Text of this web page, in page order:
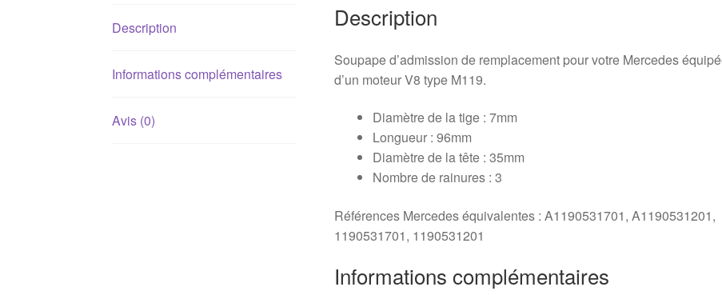
Description
Informations complémentaires
Avis (0)
Description
Soupape d’admission de remplacement pour votre Mercedes
d’un moteur V8 type M119.
Diamètre de la tige : 7mm
Longueur : 96mm
Diamètre de la tête : 35mm
Nombre de rainures : 3
Références Mercedes équivalentes : A1190531701, A1190531201,
1190531701, 1190531201
Informations complémentaires